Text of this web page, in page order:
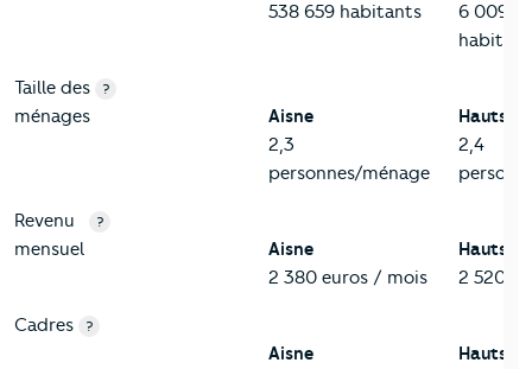
538 659 habitants
6 009
Taille des
ménages
?
Aisne
2,3
personnes/ménage
Hauts-
2,4
Revenu
mensuel
?
Aisne
2 380 euros / mois
Hauts-
2 520
Cadres ?
Aisne Hauts-